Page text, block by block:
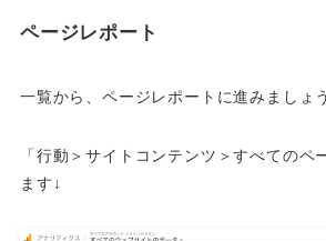
ページレポート
一覧から、ページレポートに進みましょ
「行動＞サイトコンテンツ＞すべてのペ
ます↓